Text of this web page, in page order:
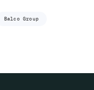
Balco Group